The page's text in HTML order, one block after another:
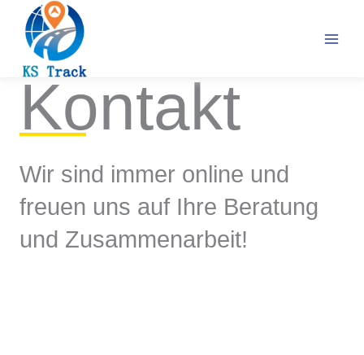
Inhalt
springen
Kontakt
Wir sind immer online und
freuen uns auf Ihre Beratung
und Zusammenarbeit!